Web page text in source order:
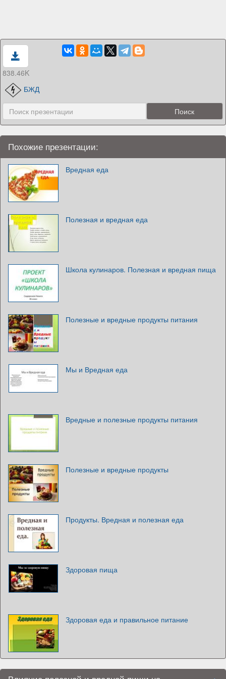
838.46K
БЖД
Похожие презентации:
Вредная еда
Полезная и вредная еда
Школа кулинаров. Полезная и вредная пища
Полезные и вредные продукты питания
Мы и Вредная еда
Вредные и полезные продукты питания
Полезные и вредные продукты
Продукты. Вредная и полезная еда
Здоровая пища
Здоровая еда и правильное питание